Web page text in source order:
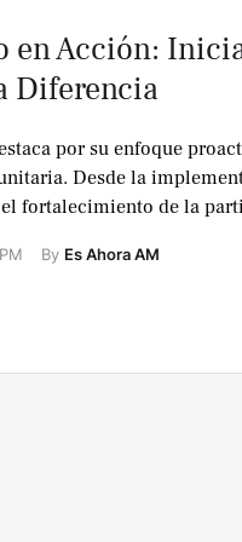
en Acción:
Diferencia
por su enfoque
Desde la
fortalecimiento de la
By Es Ahora AM